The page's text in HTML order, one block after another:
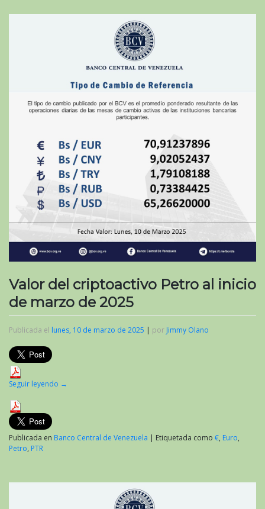
Valor del criptoactivo Petro al inicio
de marzo de 2025
Publicada el lunes, 10 de marzo de 2025 | por Jimmy Olano
Seguir leyendo →
Publicada en Banco Central de Venezuela | Etiquetada como €, Euro,
Petro, PTR